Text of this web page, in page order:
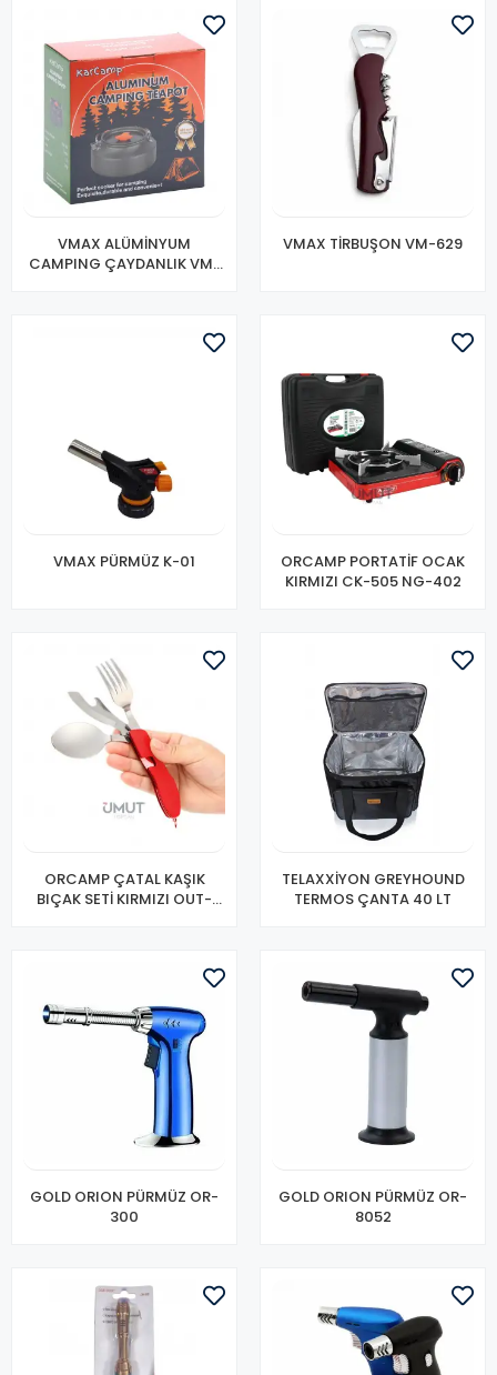
VMAX ALÜMİNYUM
CAMPING ÇAYDANLIK VM-
VMAX TİRBUŞON VM-629
VMAX PÜRMÜZ K-01
ORCAMP PORTATİF OCAK
KIRMIZI CK-505 NG-402
ORCAMP ÇATAL KAŞIK
BIÇAK SETİ KIRMIZI OUT-
TELAXXİYON GREYHOUND
TERMOS ÇANTA 40 LT
GOLD ORION PÜRMÜZ OR-
300
GOLD ORION PÜRMÜZ OR-
8052